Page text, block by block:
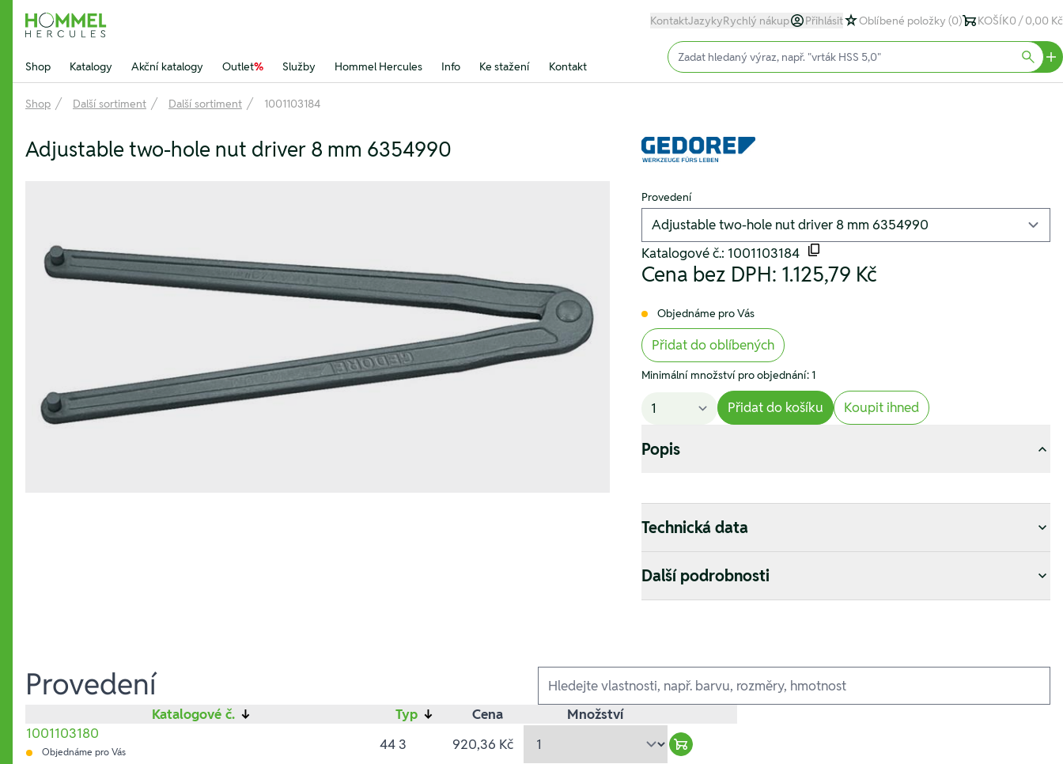
Hommel Hercules
KontaktJazykyRychlý nákup Přihlásit Oblíbené položky (0) KOŠÍK0 / 0,00 Kč
Shop Katalogy Akční katalogy Outlet% Služby Hommel Hercules Info Ke stažení Kontakt
Input (text)
Shop Další sortiment Další sortiment 1001103184
Adjustable two-hole nut driver 8 mm 6354990
Provedení
Katalogové č.: 1001103184
Cena bez DPH: 1.125,79 Kč
Objednáme pro Vás
Přidat do oblíbených
Minimální množství pro objednání: 1
Přidat do košíku Koupit ihned
Popis
Technická data
Další podrobnosti
Provedení Ausführungen
Katalogové č. ↓ Typ ↓ Cena
Množství
1001103180
Objednáme pro Vás 44 3 920,36 Kč
Warenkorb hinzufügen